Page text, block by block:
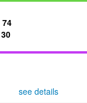
74
30
see details